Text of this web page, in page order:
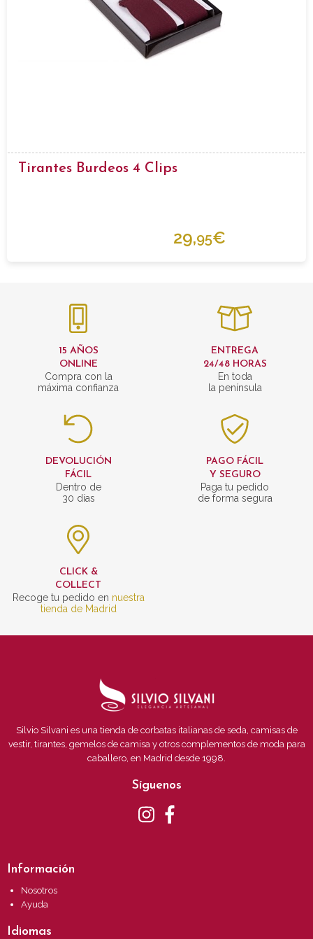
Tirantes Burdeos 4 Clips
29,95€
15 AÑOS
ONLINE
Compra con la
máxima confianza
ENTREGA
24/48 HORAS
En toda
la península
DEVOLUCIÓN
FÁCIL
Dentro de
30 días
PAGO FÁCIL
Y SEGURO
Paga tu pedido
de forma segura
CLICK &
COLLECT
Recoge tu pedido en nuestra
tienda de Madrid
Silvio Silvani es una tienda de corbatas italianas de seda, camisas de
vestir, tirantes, gemelos de camisa y otros complementos de moda para
caballero, en Madrid desde 1998.
Síguenos
Información
Nosotros
Ayuda
Idiomas